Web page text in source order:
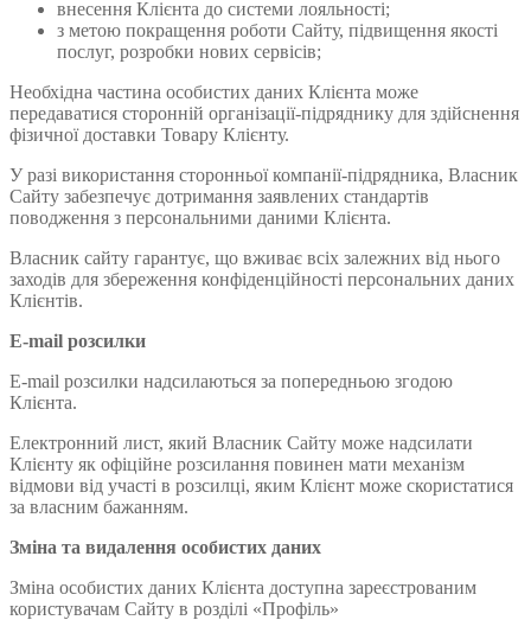
внесення Клієнта до системи лояльності;
з метою покращення роботи Сайту, підвищення якості
послуг, розробки нових сервісів;
Необхідна частина особистих даних Клієнта може
передаватися сторонній організації-підряднику для здійснення
фізичної доставки Товару Клієнту.
У разі використання сторонньої компанії-підрядника, Власник
Сайту забезпечує дотримання заявлених стандартів
поводження з персональними даними Клієнта.
Власник сайту гарантує, що вживає всіх залежних від нього
заходів для збереження конфіденційності персональних даних
Клієнтів.
E-mail розсилки
E-mail розсилки надсилаються за попередньою згодою
Клієнта.
Електронний лист, який Власник Сайту може надсилати
Клієнту як офіційне розсилання повинен мати механізм
відмови від участі в розсилці, яким Клієнт може скористатися
за власним бажанням.
Зміна та видалення особистих даних
Зміна особистих даних Клієнта доступна зареєстрованим
користувачам Сайту в розділі «Профіль»